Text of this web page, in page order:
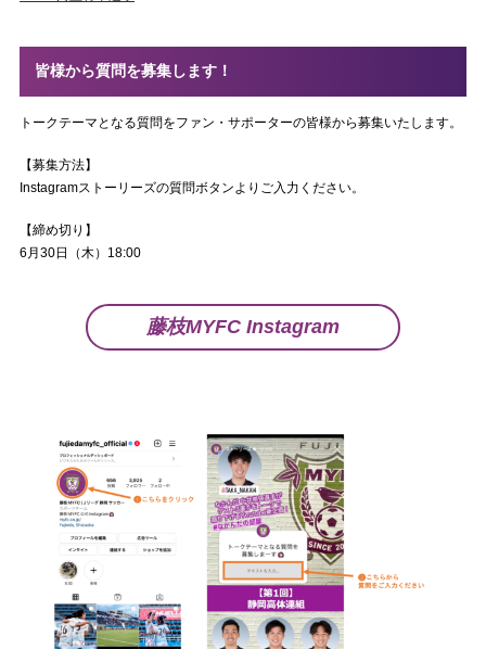
皆様から質問を募集します！
トークテーマとなる質問をファン・サポーターの皆様から募集いたします。
【募集方法】
Instagramストーリーズの質問ボタンよりご入力ください。
【締め切り】
6月30日（木）18:00
藤枝MYFC Instagram